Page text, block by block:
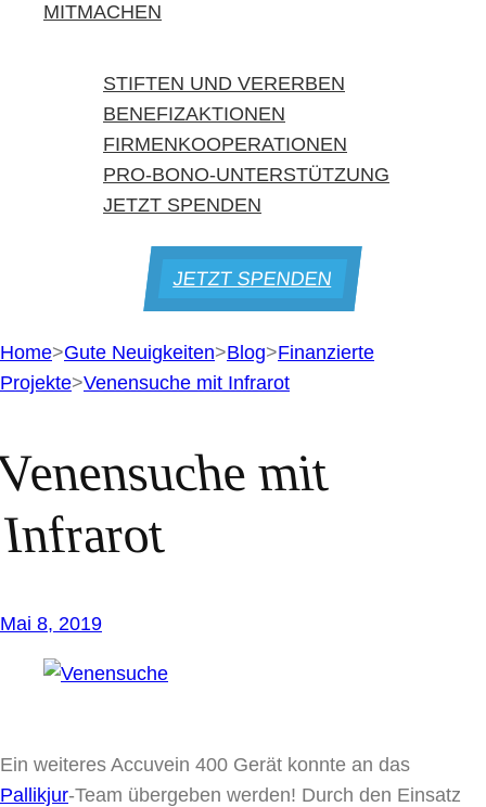
MITMACHEN
STIFTEN UND VERERBEN
BENEFIZAKTIONEN
FIRMENKOOPERATIONEN
PRO-BONO-UNTERSTÜTZUNG
JETZT SPENDEN
JETZT SPENDEN
Home>Gute Neuigkeiten>Blog>Finanzierte
Projekte>Venensuche mit Infrarot
mit
Infrarot
Mai 8, 2019
Ein weiteres Accuvein 400 Gerät konnte an das
Pallikjur-Team übergeben werden! Durch den Einsatz